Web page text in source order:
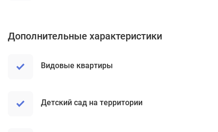
Дополнительные характеристики
Видовые квартиры
Детский сад на территории